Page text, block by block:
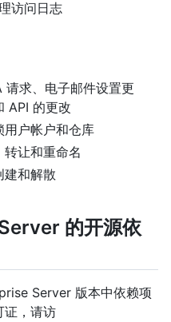
访问日志
请求、电子邮件设置更
API 的更改
用户帐户和仓库
让和重命名
建和解散
的开源依
Server 版本中依赖项
证，请访